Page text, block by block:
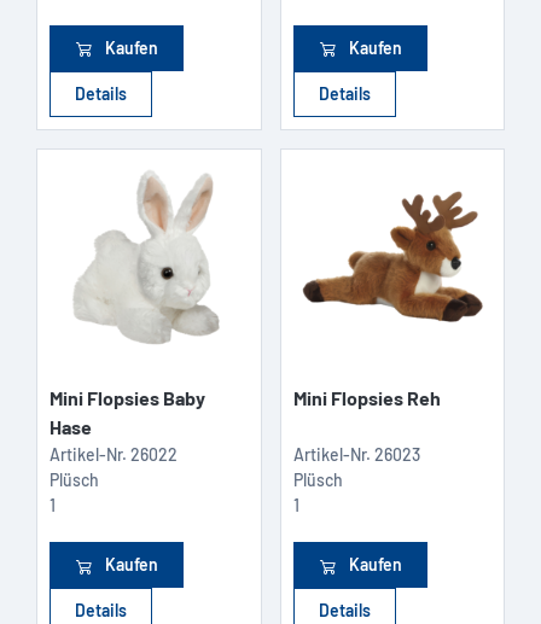
Kaufen
Details
Kaufen
Details
Mini Flopsies Baby
Hase
Artikel-Nr. 26022
Plüsch
1
Kaufen
Details
Mini Flopsies Reh
Artikel-Nr. 26023
Plüsch
1
Kaufen
Details